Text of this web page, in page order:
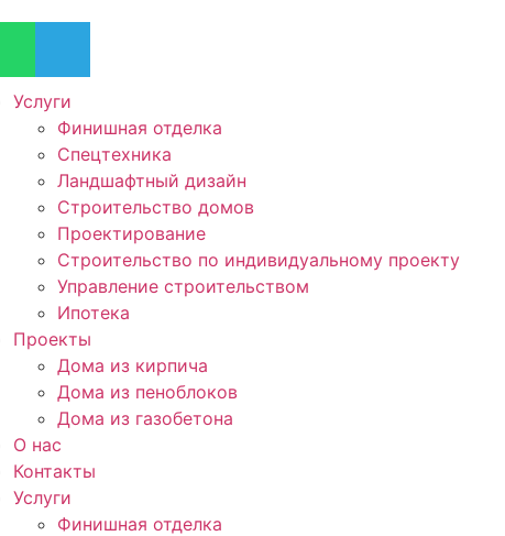
Услуги
Финишная отделка
Спецтехника
Ландшафтный дизайн
Строительство домов
Проектирование
Строительство по индивидуальному проекту
Управление строительством
Ипотека
Проекты
Дома из кирпича
Дома из пеноблоков
Дома из газобетона
О нас
Контакты
Услуги
Финишная отделка